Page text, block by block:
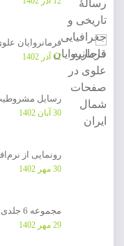
فرمانروایان
12 آذر 1402
رسایل
30 آبان 1402
رونمایی از
30 مهر 1402
مجموعه 6 جلدی «منهج فلسطین للناشئه» در راه است
29 مهر 1402